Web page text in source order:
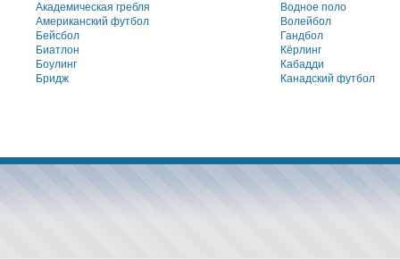
Академическая гребля
Американский футбол
Бейсбол
Биатлон
Боулинг
Бридж
Водное поло
Волейбол
Гандбол
Кёрлинг
Кабадди
Канадский футбол